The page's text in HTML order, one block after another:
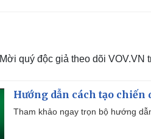
Mời quý độc giả theo dõi VOV.VN
Hướng dẫn cách tạo chiến
Tham khảo ngay trọn bộ hướng